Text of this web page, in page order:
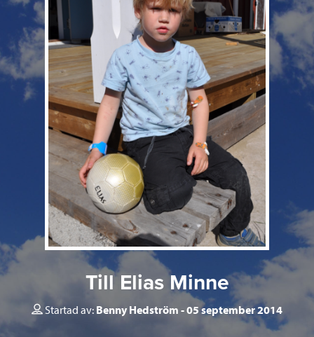
Till Elias Minne
Startad av: Benny Hedström 05 september 2014